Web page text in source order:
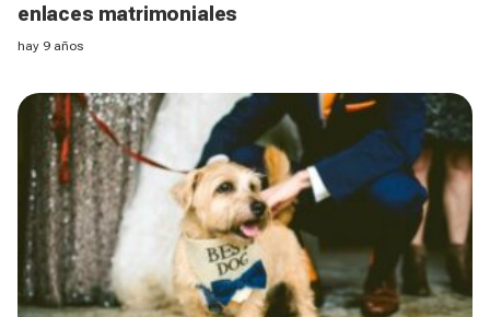
enlaces matrimoniales
hay 9 años